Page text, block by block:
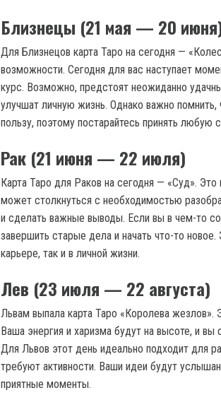
Близнецы (21 мая — 20
Для Близнецов карта Таро на сегодня —
возможности. Сегодня для вас наступает
курс. Возможно, предстоят неожиданно
улучшат личную жизнь. Однако важно
пользу, поэтому постарайтесь принять
Рак (21 июня — 22 июля)
Карта Таро для Раков на сегодня — «Суд».
может столкнуться с необходимостью
и сделать важные выводы. Если вы в чем-то
завершить старые дела и начать что-то
карьере, так и в личной жизни.
Лев (23 июля — 22 августа)
Львам выпала карта Таро «Королева жезлов».
Ваша энергия и харизма будут на высоте, и
Для Львов этот день идеально подходит для
требуют активности. Ваши идеи будут
приятные моменты.